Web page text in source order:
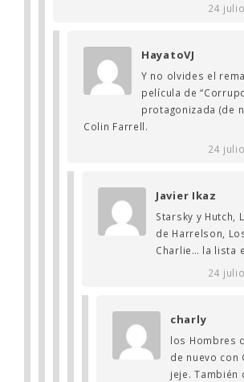
24
HayatoVJ
Y no olvides el
película de
protagonizada (de
Colin Farrell.
24
Javier Ikaz
Starsky y Hutch,
de Harrelson,
Charlie… la lista
24
charly
los Hombres
de nuevo con
jeje. También